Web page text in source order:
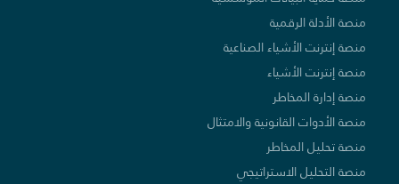
منصة الأدلة الرقمية
منصة إنترنت الأشياء الصناعية
منصة إنترنت الأشياء
منصة إدارة المخاطر
منصة الأدوات القانونية والامتثال
منصة تحليل المخاطر
منصة التحليل الاستراتيجي